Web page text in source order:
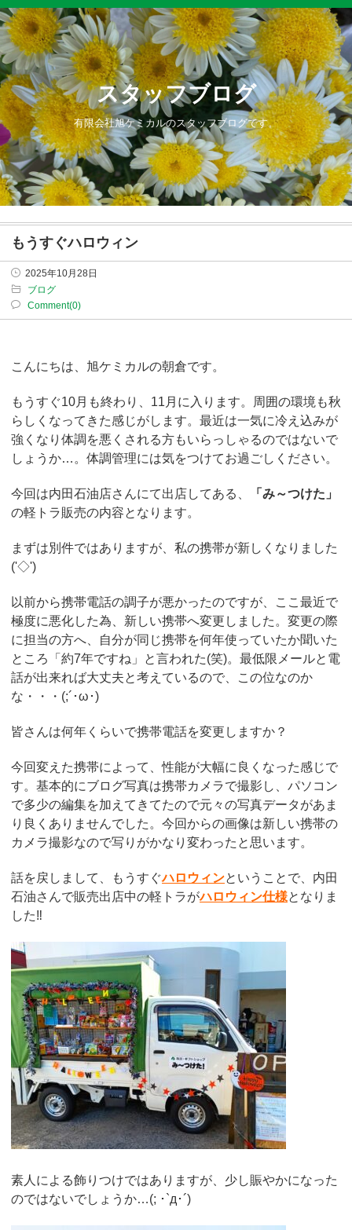
スタッフブログ
有限会社旭ケミカルのスタッフブログです。
もうすぐハロウィン
2025年10月28日
ブログ
Comment(0)
こんにちは、旭ケミカルの朝倉です。
もうすぐ10月も終わり、11月に入ります。周囲の環境も秋
らしくなってきた感じがします。 最近は一気に冷え込みが
強くなり体調を悪くされる方もいらっしゃるのではないで
しょうか…。体調管理には気をつけてお過ごしください。
今回は内田石油店さんにて出店してある、
「み～つけた」
の軽トラ販売の内容となります。
まずは別件ではありますが、私の携帯が新しくなりました
('◇')ゞ
以前から携帯電話の調子が悪かったのですが、ここ最近で
極度に悪化した為、新しい携帯へ変更しました。変更の際
に担当の方へ、自分が同じ携帯を何年使っていたか聞いた
ところ「約7年ですね」と言われた(笑)。最低限メールと電
話が出来れば大丈夫と考えているので、この位なのか
な・・・(;´･ω･)
皆さんは何年くらいで携帯電話を変更しますか？
今回変えた携帯によって、性能が大幅に良くなった感じで
す。基本的にブログ写真は携帯カメラで撮影し、パソコン
で多少の編集を加えてきてたので元々の写真データがあま
り良くありませんでした。今回からの画像は新しい携帯の
カメラ撮影なので写りがかなり変わったと思います。
話を戻しまして、もうすぐハロウィンということで、内田
石油さんで販売出店中の軽トラがハロウィン仕様となりま
した‼
素人による飾りつけではありますが、少し賑やかになった
のではないでしょうか…(; ･`д･´)